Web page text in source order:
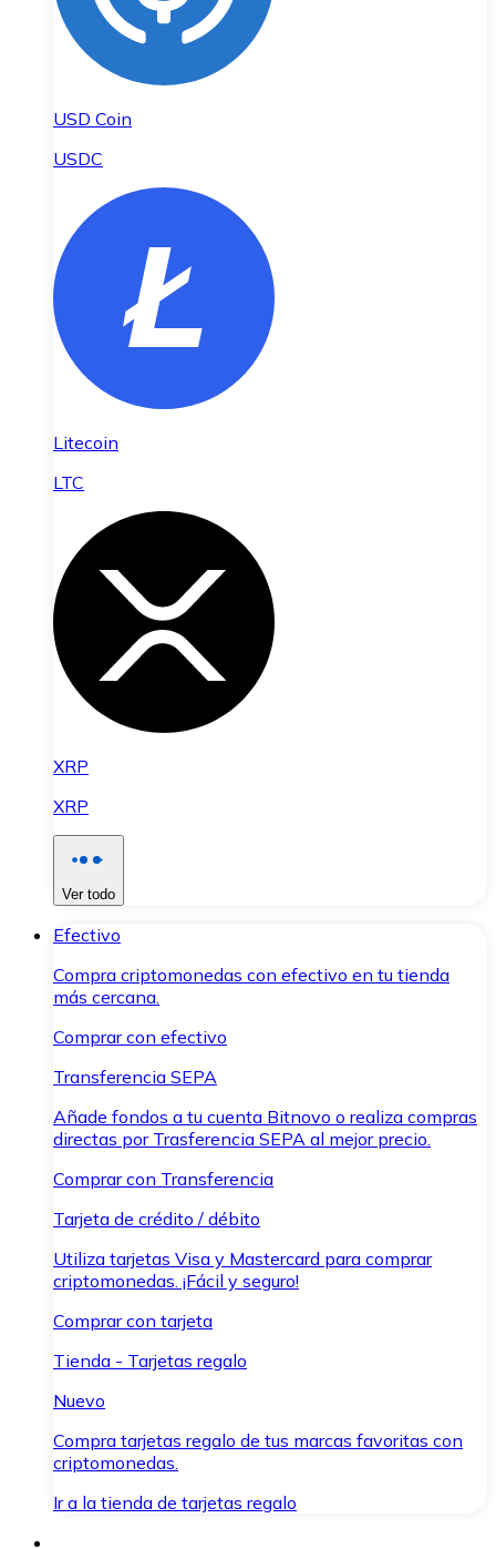
USD Coin
USDC
Litecoin
LTC
XRP
XRP
Ver todo
Efectivo
Compra criptomonedas con efectivo en tu tienda
más cercana.
Comprar con efectivo
Transferencia SEPA
Añade fondos a tu cuenta Bitnovo o realiza compras
directas por Trasferencia SEPA al mejor precio.
Comprar con Transferencia
Tarjeta de crédito / débito
Utiliza tarjetas Visa y Mastercard para comprar
criptomonedas. ¡Fácil y seguro!
Comprar con tarjeta
Tienda - Tarjetas regalo
Nuevo
Compra tarjetas regalo de tus marcas favoritas con
criptomonedas.
Ir a la tienda de tarjetas regalo